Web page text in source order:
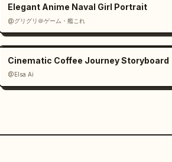
Elegant Anime Naval Girl Portrait
@グリグリ＠ゲーム・艦これ
Cinematic Coffee Journey Storyboard
@Elsa Ai